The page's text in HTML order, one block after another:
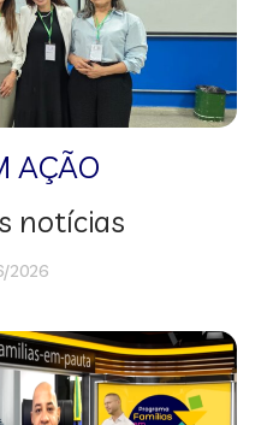
AÇÃO
notícias
2026